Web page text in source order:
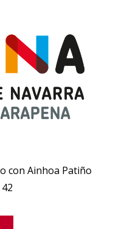
con Ainhoa Patiño